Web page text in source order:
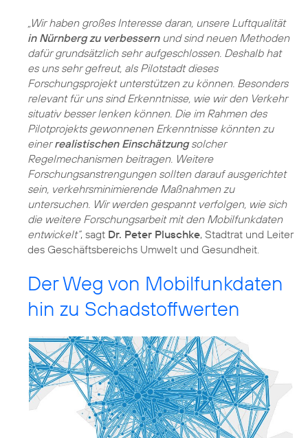
„Wir haben großes Interesse daran, unsere Luftqualität
in Nürnberg zu verbessernund sind neuen Methoden
dafür grundsätzlich sehr aufgeschlossen. Deshalb hat
es uns sehr gefreut, als Pilotstadt dieses
Forschungsprojekt unterstützen zu können. Besonders
relevant für uns sind Erkenntnisse, wie wir den Verkehr
situativ besser lenken können. Die im Rahmen des
Pilotprojekts gewonnenen Erkenntnisse könnten zu
einerrealistischen Einschätzungsolcher
Regelmechanismen beitragen. Weitere
Forschungsanstrengungen sollten darauf ausgerichtet
sein, verkehrsminimierende Maßnahmen zu
untersuchen. Wir werden gespannt verfolgen, wie sich
die weitere Forschungsarbeit mit den Mobilfunkdaten
entwickelt“, sagt Dr. Peter Pluschke, Stadtrat und Leiter
des Geschäftsbereichs Umwelt und Gesundheit.
Der Weg von Mobilfunkdaten
hin zu Schadstoffwerten